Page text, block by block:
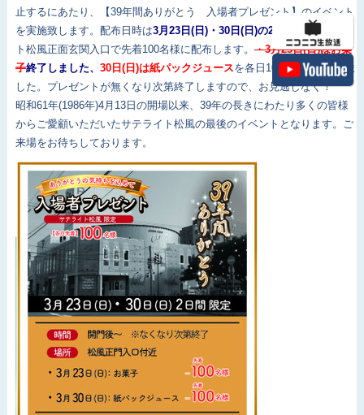
止するにあたり、【39年間ありがとう 入場者プレゼント】のイベント
を実施致します。配布日時は3月23日(日)・30日(日)の2日間
、サテライ
ト松風正面玄関入口で先着100名様に配布します。 ・3月23日(日)はお菓
子終了しました、 30日(日)は紙パックジュースを各日100名様分用意しま
した。プレゼントが無くなり次第終了しますので、お見逃しなく！
昭和61年(1986年)4月13日の開場以来、39年の長きにわたり多くの皆様
からご愛顧いただいたサテライト松風の最後のイベントとなります。ご
来場をお待ちしております。